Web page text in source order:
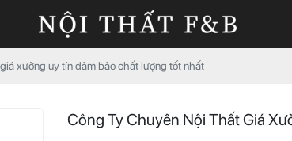
xưởng uy tín đảm bảo chất lượng tốt nhất
Công Ty Chuyên Nội Thất Giá